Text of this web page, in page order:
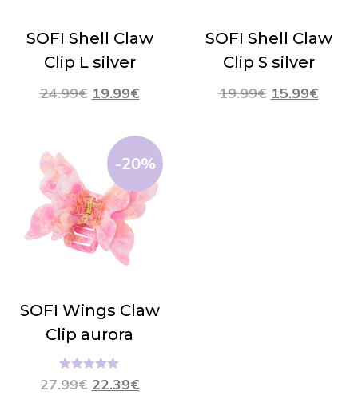
SOFI Shell Claw
Clip L silver
24.99€ 19.99€
SOFI Shell Claw
Clip S silver
19.99€ 15.99€
-20%
SOFI Wings Claw
Clip aurora
27.99€ 22.39€
Hinnanguga
5.00 / 5